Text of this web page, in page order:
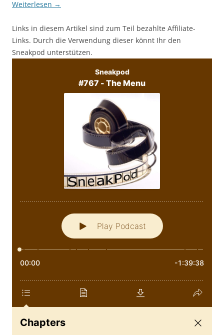
Weiterlesen →
Links in diesem Artikel sind zum Teil bezahlte Affiliate-
Links. Durch die Verwendung dieser könnt Ihr den
Sneakpod unterstützen.